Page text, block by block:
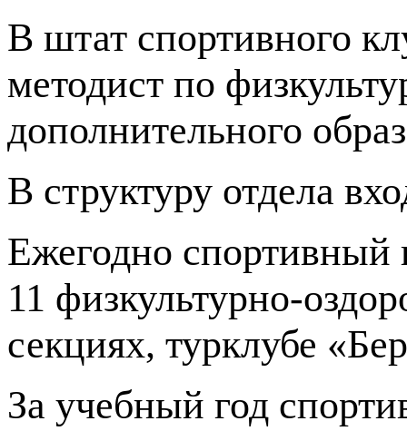
В штат спортивного
методист по
дополнительного
В структуру отдела
Ежегодно спортивный
11 физкультурно-
секциях, турклубе
За учебный год